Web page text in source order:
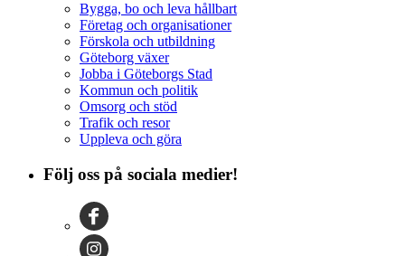
Bygga, bo och leva hållbart
Företag och organisationer
Förskola och utbildning
Göteborg växer
Jobba i Göteborgs Stad
Kommun och politik
Omsorg och stöd
Trafik och resor
Uppleva och göra
Följ oss på sociala medier!